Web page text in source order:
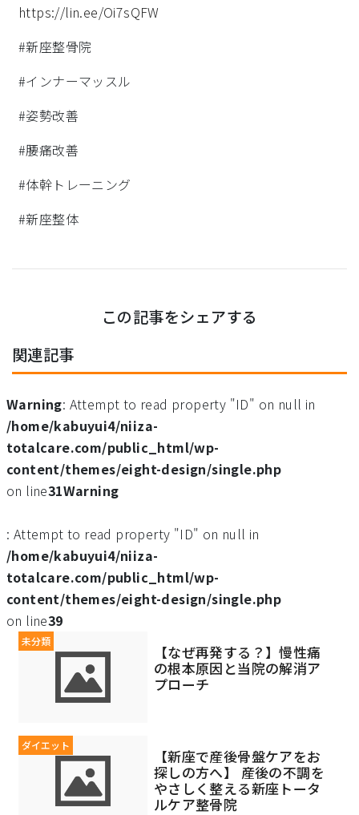
https://lin.ee/Oi7sQFW
#新座整骨院
#インナーマッスル
#姿勢改善
#腰痛改善
#体幹トレーニング
#新座整体
この記事をシェアする
関連記事
Warning: Attempt to read property "ID" on null in
/home/kabuyui4/niiza-
totalcare.com/public_html/wp-
content/themes/eight-design/single.php
on line31Warning
: Attempt to read property "ID" on null in
/home/kabuyui4/niiza-
totalcare.com/public_html/wp-
content/themes/eight-design/single.php
on line39
未分類
【なぜ再発する？】慢性痛
の根本原因と当院の解消ア
プローチ
ダイエット
【新座で産後骨盤ケアをお
探しの方へ】 産後の不調を
やさしく整える新座トータ
ルケア整骨院